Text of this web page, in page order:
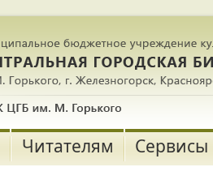
Читателям Сервисы